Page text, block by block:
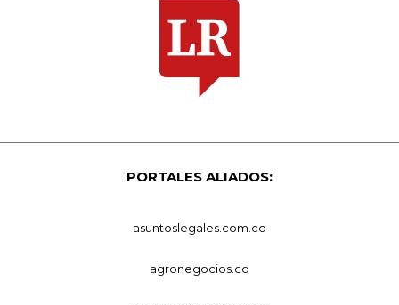
PORTALES ALIADOS:
asuntoslegales.com.co
agronegocios.co